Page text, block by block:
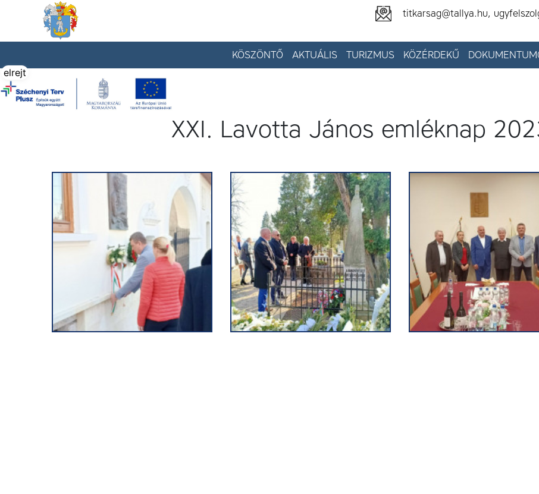
titkarsag@tallya.hu,
KÖSZÖNTŐ AKTUÁLIS TURIZMUS KÖZÉRDEKŰ
elrejt
XXI. Lavotta János emléknap